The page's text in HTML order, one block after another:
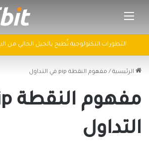
القائمة
الرئيسية / مفهوم النقطة pip في التداول
التداول